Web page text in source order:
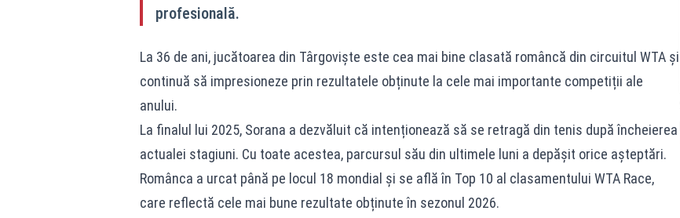
profesională.
La 36 de ani, jucătoarea din Târgoviște este cea mai bine clasată româncă din circuitul WTA și
continuă să impresioneze prin rezultatele obținute la cele mai importante competiții ale
anului.
La finalul lui 2025, Sorana a dezvăluit că intenționează să se retragă din tenis după încheierea
actualei stagiuni. Cu toate acestea, parcursul său din ultimele luni a depășit orice așteptări.
Românca a urcat până pe locul 18 mondial și se află în Top 10 al clasamentului WTA Race,
care reflectă cele mai bune rezultate obținute în sezonul 2026.